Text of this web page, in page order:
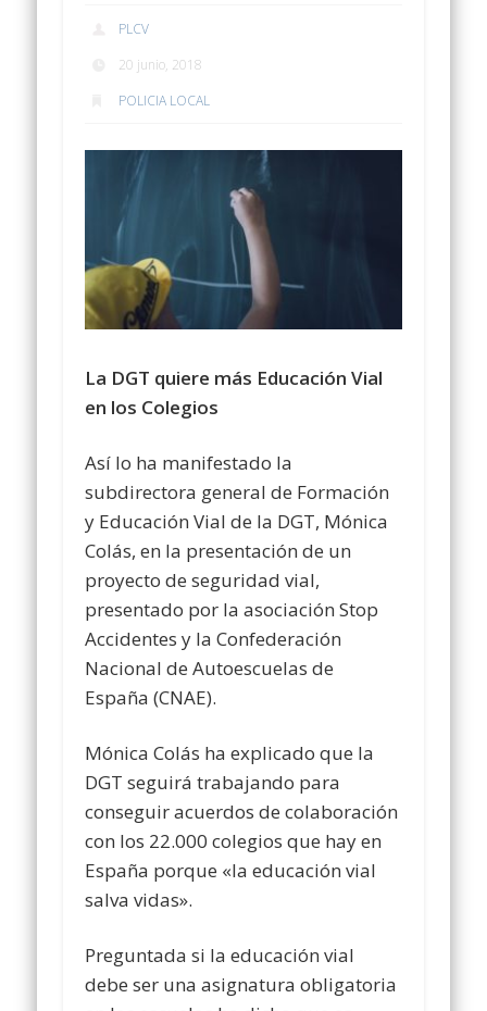
PLCV
20 junio, 2018
POLICIA LOCAL
La DGT quiere más Educación Vial
en los Colegios
Así lo ha manifestado la
subdirectora general de Formación
y Educación Vial de la DGT, Mónica
Colás, en la presentación de un
proyecto de seguridad vial,
presentado por la asociación Stop
Accidentes y la Confederación
Nacional de Autoescuelas de
España (CNAE).
Mónica Colás ha explicado que la
DGT seguirá trabajando para
conseguir acuerdos de colaboración
con los 22.000 colegios que hay en
España porque «la educación vial
salva vidas».
Preguntada si la educación vial
debe ser una asignatura obligatoria